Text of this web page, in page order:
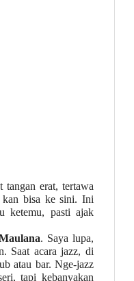
tangan erat, tertawa
kan bisa ke sini. Ini
ketemu, pasti ajak
. Saya lupa,
Saat acara jazz, di
atau bar. Nge-jazz
tapi kebanyakan